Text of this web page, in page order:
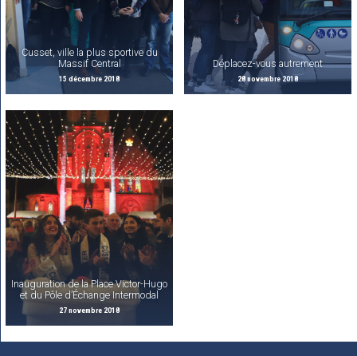
Cusset, ville la plus sportive du
Massif Central
15 décembre 2018
Déplacez-vous autrement
28 novembre 2018
Inauguration de la Place Victor-Hugo
et du Pôle d’Échange Intermodal
27 novembre 2018